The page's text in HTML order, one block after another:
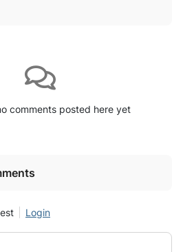
comments posted here yet
Login